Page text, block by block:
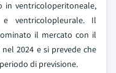
in ventricoloperitoneale,
e ventricolopleurale. Il
il mercato con il
2024 e si prevede che
di previsione.